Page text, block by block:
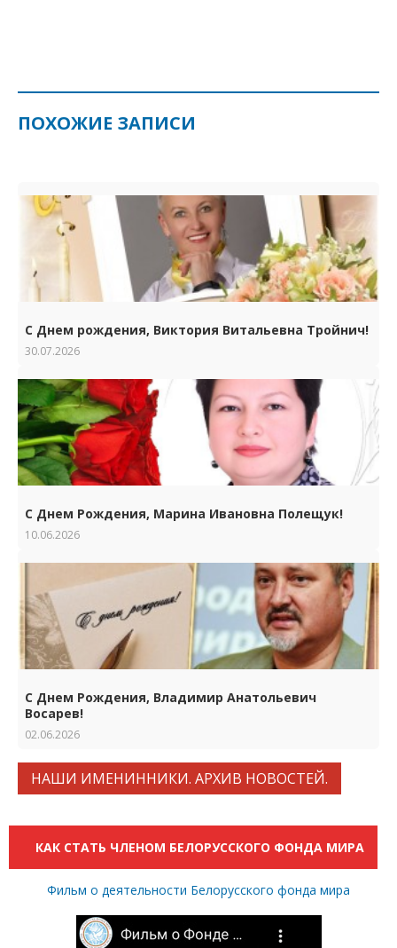
ПОХОЖИЕ ЗАПИСИ
С Днем рождения, Виктория Витальевна Тройнич!
30.07.2026
С Днем Рождения, Марина Ивановна Полещук!
10.06.2026
С Днем Рождения, Владимир Анатольевич
Восарев!
02.06.2026
НАШИ ИМЕНИННИКИ. АРХИВ НОВОСТЕЙ.
КАК СТАТЬ ЧЛЕНОМ БЕЛОРУССКОГО ФОНДА МИРА
Фильм о деятельности Белорусского фонда мира